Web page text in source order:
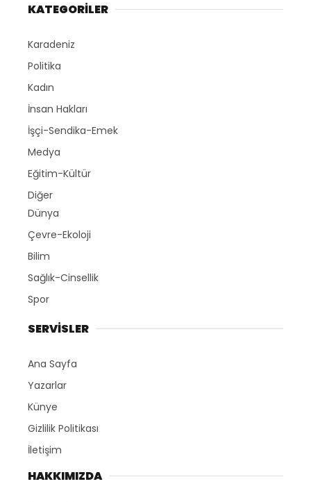
KATEGORİLER
Karadeniz
Politika
Kadın
İnsan Hakları
İşçi-Sendika-Emek
Medya
Eğitim-Kültür
Diğer
Dünya
Çevre-Ekoloji
Bilim
Sağlık-Cinsellik
Spor
SERVİSLER
Ana Sayfa
Yazarlar
Künye
Gizlilik Politikası
İletişim
HAKKIMIZDA